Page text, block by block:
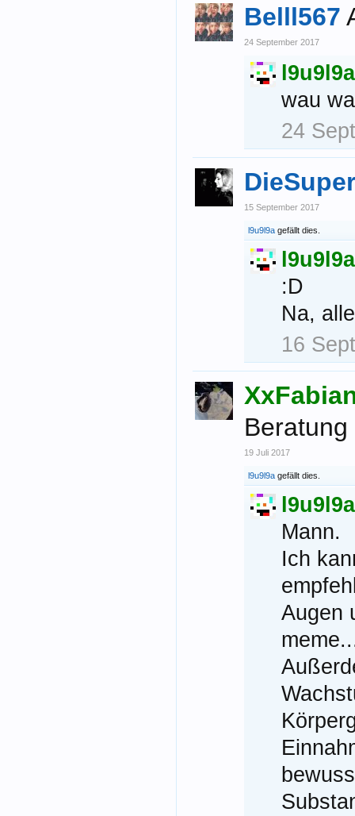
Belll567
24 September 2017
l9u9l9a
wau
24
15 September 2017
l9u9l9a gefällt dies.
l9u9l9a
:D
Na,
16
19 Juli 2017
l9u9l9a gefällt dies.
l9u9l9a
Mann.
Ich
Augen